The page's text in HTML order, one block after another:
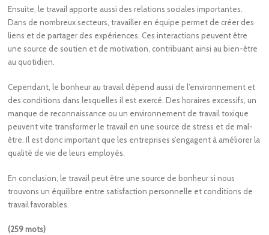
Ensuite, le travail apporte aussi des relations sociales importantes.
Dans de nombreux secteurs, travailler en équipe permet de créer des
liens et de partager des expériences. Ces interactions peuvent être
une source de soutien et de motivation, contribuant ainsi au bien-être
au quotidien.
Cependant, le bonheur au travail dépend aussi de l’environnement et
des conditions dans lesquelles il est exercé. Des horaires excessifs, un
manque de reconnaissance ou un environnement de travail toxique
peuvent vite transformer le travail en une source de stress et de mal-
être. Il est donc important que les entreprises s’engagent à améliorer la
qualité de vie de leurs employés.
En conclusion, le travail peut être une source de bonheur si nous
trouvons un équilibre entre satisfaction personnelle et conditions de
travail favorables.
(259 mots)